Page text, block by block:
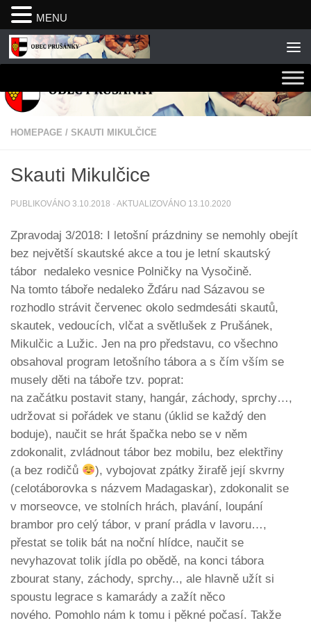
Skip to content
HOMEPAGE / SKAUTI MIKULČICE
Skauti Mikulčice
PUBLIKOVÁNO 3.10.2018 · AKTUALIZOVÁNO 13.10.2020
Zpravodaj 3/2018: I letošní prázdniny se nemohly obejít
bez největší skautské akce a tou je letní skautský
tábor nedaleko vesnice Polničky na Vysočině.
Na tomto táboře nedaleko Žďáru nad Sázavou se
rozhodlo strávit červenec okolo sedmdesáti skautů,
skautek, vedoucích, vlčat a světlušek z Prušánek,
Mikulčic a Lužic. Jen na pro představu, co všechno
obsahoval program letošního tábora a s čím vším se
musely děti na táboře tzv. poprat:
na začátku postavit stany, hangár, záchody, sprchy…,
udržovat si pořádek ve stanu (úklid se každý den
boduje), naučit se hrát špačka nebo se v něm
zdokonalit, zvládnout tábor bez mobilu, bez elektřiny
(a bez rodičů
), vybojovat zpátky žirafě její skvrny
(celotáborovka s názvem Madagaskar), zdokonalit se
v morseovce, ve stolních hrách, plavání, loupání
brambor pro celý tábor, v praní prádla v lavoru…,
přestat se tolik bát na noční hlídce, naučit se
nevyhazovat tolik jídla po obědě, na konci tábora
zbourat stany, záchody, sprchy.., ale hlavně užít si
spoustu legrace s kamarády a zažít něco
nového. Pomohlo nám k tomu i pěkné počasí. Takže
MENU